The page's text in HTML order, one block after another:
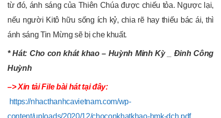
từ đó, ánh sáng của Thiên Chúa được chiếu tỏa. Ngược lại,
nếu người Kitô hữu sống ích kỷ, chia rẽ hay thiếu bác ái, thì
ánh sáng Tin Mừng sẽ bị che khuất.
* Hát: Cho con khát khao – Huỳnh Minh Kỳ _ Đinh Công
Huỳnh
–> Xin tải File bài hát tại đây:
https://nhacthanhcavietnam.com/wp-
content/uploads/2020/12/choconkhatkhao-hmk-dch.pdf